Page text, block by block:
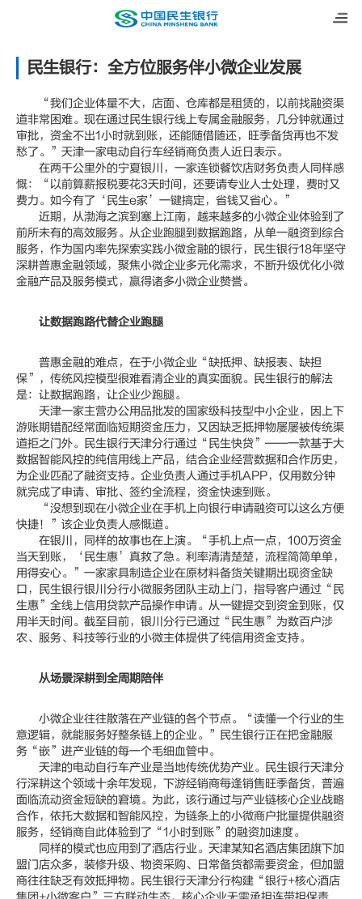
民生银行：全方位服务伴小微企业发展
“我们企业体量不大，店面、仓库都是租赁的，以前找融资渠
道非常困难。现在通过民生银行线上专属金融服务，几分钟就通过
审批，资金不出1小时就到账，还能随借随还，旺季备货再也不发
愁了。”天津一家电动自行车经销商负责人近日表示。
在两千公里外的宁夏银川，一家连锁餐饮店财务负责人同样感
慨：“以前算薪报税要花3天时间，还要请专业人士处理，费时又
费力。如今有了‘民生e家’一键搞定，省钱又省心。”
近期，从渤海之滨到塞上江南，越来越多的小微企业体验到了
前所未有的高效服务。从企业跑腿到数据跑路，从单一融资到综合
服务，作为国内率先探索实践小微金融的银行，民生银行18年坚守
深耕普惠金融领域，聚焦小微企业多元化需求，不断升级优化小微
金融产品及服务模式，赢得诸多小微企业赞誉。
让数据跑路代替企业跑腿
普惠金融的难点，在于小微企业“缺抵押、缺报表、缺担
保”，传统风控模型很难看清企业的真实面貌。民生银行的解法
是：让数据跑路，让企业少跑腿。
天津一家主营办公用品批发的国家级科技型中小企业，因上下
游账期错配经常面临短期资金压力，又因缺乏抵押物屡屡被传统渠
道拒之门外。民生银行天津分行通过“民生快贷”——一款基于大
数据智能风控的纯信用线上产品，结合企业经营数据和合作历史，
为企业匹配了融资支持。企业负责人通过手机APP，仅用数分钟
就完成了申请、审批、签约全流程，资金快速到账。
“没想到现在小微企业在手机上向银行申请融资可以这么方便
快捷！”该企业负责人感慨道。
在银川，同样的故事也在上演。“手机上点一点，100万资金
当天到账，‘民生惠’真救了急。利率清清楚楚，流程简简单单，
用得安心。”一家家具制造企业在原材料备货关键期出现资金缺
口，民生银行银川分行小微服务团队主动上门，指导客户通过“民
生惠”全线上信用贷款产品操作申请。从一键提交到资金到账，仅
用半天时间。截至目前，银川分行已通过“民生惠”为数百户涉
农、服务、科技等行业的小微主体提供了纯信用资金支持。
从场景深耕到全周期陪伴
小微企业往往散落在产业链的各个节点。“读懂一个行业的生
意逻辑，就能服务好整条链上的企业。”民生银行正在把金融服
务“嵌”进产业链的每一个毛细血管中。
天津的电动自行车产业是当地传统优势产业。民生银行天津分
行深耕这个领域十余年发现，下游经销商每逢销售旺季备货，普遍
面临流动资金短缺的窘境。为此，该行通过与产业链核心企业战略
合作，依托大数据和智能风控，为链条上的小微商户批量提供融资
服务，经销商自此体验到了“1小时到账”的融资加速度。
同样的模式也应用到了酒店行业。天津某知名酒店集团旗下加
盟门店众多，装修升级、物资采购、日常备货都需要资金，但加盟
商往往缺乏有效抵押物。民生银行天津分行构建“银行+核心酒店